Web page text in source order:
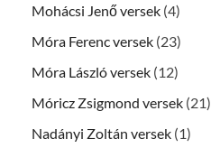
Mohácsi Jenő versek (4)
Móra Ferenc versek (23)
Móra László versek (12)
Móricz Zsigmond versek (21)
Nadányi Zoltán versek (1)